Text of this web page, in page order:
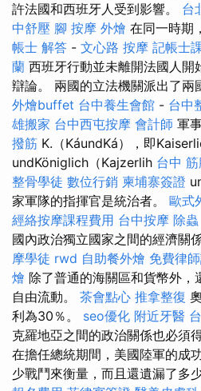
許法國和西班牙人受到影響。 台
中舒壓 腳 按摩 外燴 在同一時期
帳士 解答 - 文心路 按摩 記帳士
蘭 西班牙行動並未離開法國人開
辯論。 兩國的立法機關派出了兩
外燴buffet 台中養生會館 - 台中
雄搬家 台中西屯按摩 會計師 軍
撥筋 K.（KáundKá），即
undKöniglich（Kajzerlih 台中 筋
整骨學徒 數位行銷 柬埔寨簽證
家軍隊的指揮官是統治者。 歐式
經絡按摩課程費用 台中按摩 除蟲
國內政治獨立國家之間的經濟關
摩學徒 rwd 自助餐外燴 免費律
燴 除了普通的海關區和貨幣外，
自由流動。 茶會點心 推拿整復
利為30％。 seo優化 附近牙醫
克羅地亞之間的政治關係也必須
在擔任總統期間，美國陸軍的成
少戰鬥來衡量，而且還遺漏了多